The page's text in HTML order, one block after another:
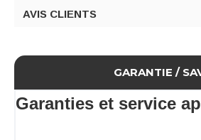
Convient pour : four, micro-ondes,
différentes afin que l'originalité de
de travailler vos décors ou garnitures
Libérez votre créativité et faites briller
plus.
AVIS CLIENTS
GARANTIE /
Garanties et service